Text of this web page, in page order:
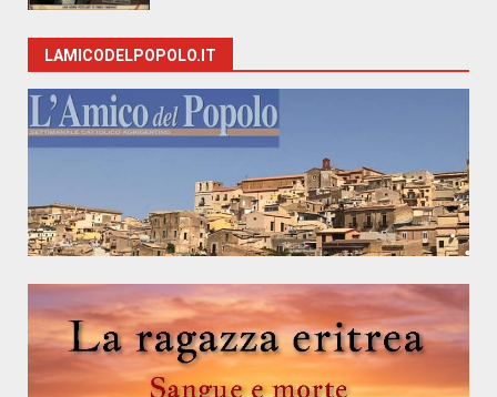
LAMICODELPOPOLO.IT